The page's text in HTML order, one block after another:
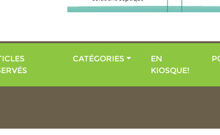
CATÉGORIES
EN
KIOSQUE!